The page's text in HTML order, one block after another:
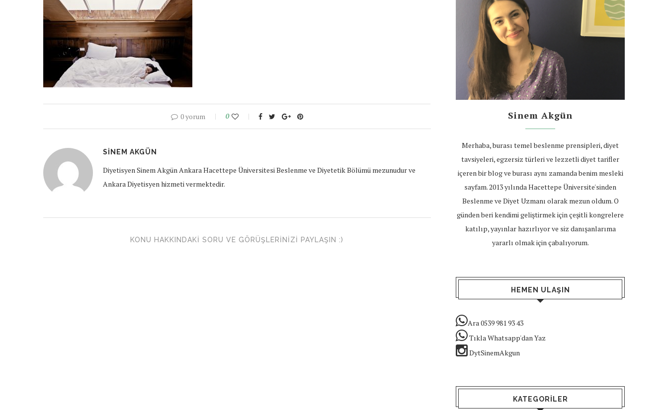
0 yorum 0
SINEM AKGÜN
Diyetisyen Sinem Akgün Ankara Hacettepe Üniversitesi Beslenme ve Diyetetik Bölümü mezunudur ve
Ankara Diyetisyen hizmeti vermektedir.
KONU HAKKINDAKI SORU VE GÖRÜŞLERINIZI PAYLAŞIN :)
Sinem Akgün
Merhaba, burası temel beslenme prensipleri, diyet
tavsiyeleri, egzersiz türleri ve lezzetli diyet tarifler
içeren bir blog ve burası aynı zamanda benim mesleki
sayfam. 2013 yılında Hacettepe Üniversite'sinden
Beslenme ve Diyet Uzmanı olarak mezun oldum. O
günden beri kendimi geliştirmek için çeşitli kongrelere
katılıp, yayınlar hazırlıyor ve siz danışanlarıma
yararlı olmak için çabalıyorum.
HEMEN ULAŞIN
Ara 0539 981 93 43
Tıkla Whatsapp'dan Yaz
DytSinemAkgun
KATEGORILER